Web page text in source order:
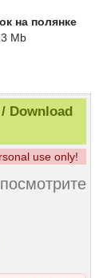
на полянке
Mb
Download
use only!